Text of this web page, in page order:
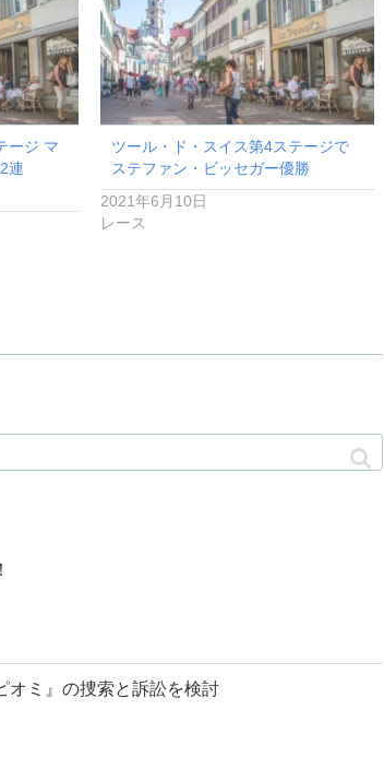
ージ マ
連
ツール・ド・スイス第4ステージで
ステファン・ビッセガー優勝
2021年6月10日
レース
オミ』の捜索と訴訟を検討